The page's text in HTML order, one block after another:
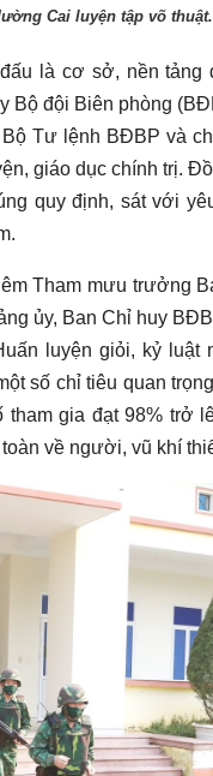
Cai luyện tập võ thuật.
là cơ sở, nền tảng
Bộ đội Biên phòng
Tư lệnh BĐBP và
giáo dục chính trị.
quy định, sát với
Tham mưu trưởng
ủy, Ban Chỉ huy
luyện giỏi, kỷ luật
số chỉ tiêu quan
gia đạt 98% trở
về người, vũ khí